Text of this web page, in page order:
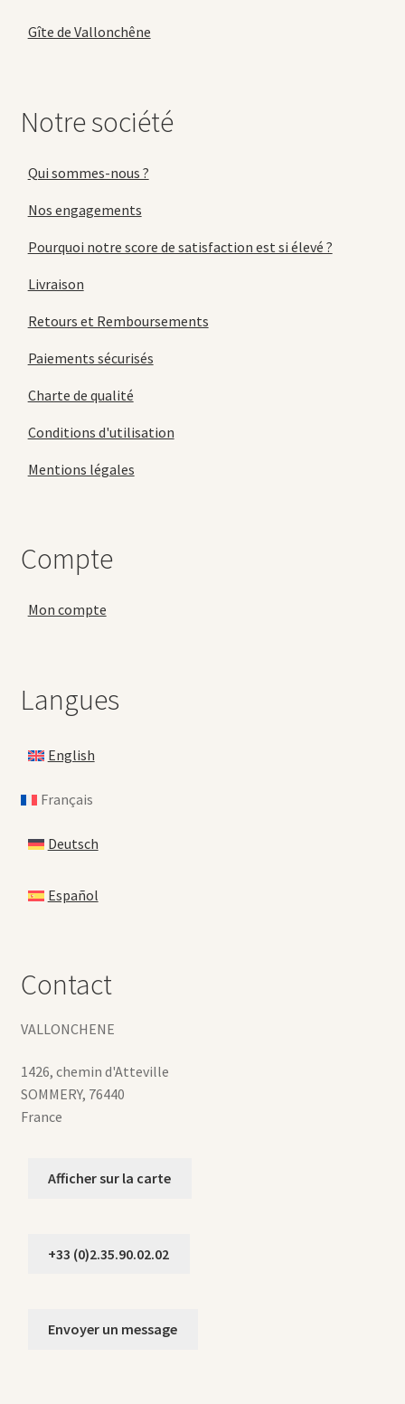
Gîte de Vallonchêne
Notre société
Qui sommes-nous ?
Nos engagements
Pourquoi notre score de satisfaction est si élevé ?
Livraison
Retours et Remboursements
Paiements sécurisés
Charte de qualité
Conditions d'utilisation
Mentions légales
Compte
Mon compte
Langues
English
Français
Deutsch
Español
Contact
VALLONCHENE
1426, chemin d'Atteville
SOMMERY, 76440
France
Afficher sur la carte
+33 (0)2.35.90.02.02
Envoyer un message